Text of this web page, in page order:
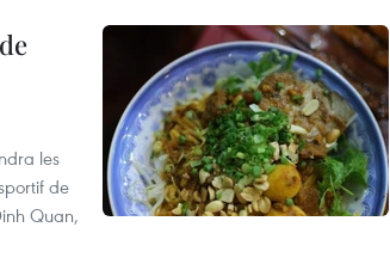
les
de
Quan,